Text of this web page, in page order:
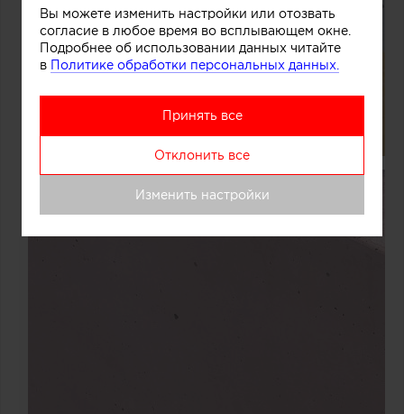
Вы можете изменить настройки или отозвать
согласие в любое время во всплывающем окне.
Подробнее об использовании данных читайте
в Политике обработки персональных данных.
Принять все
Отклонить все
Изменить настройки